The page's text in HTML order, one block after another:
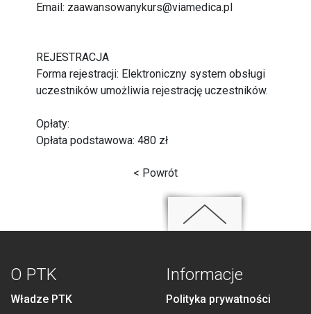
Email: zaawansowanykurs@viamedica.pl
REJESTRACJA
Forma rejestracji: Elektroniczny system obsługi
uczestników umożliwia rejestrację uczestników.
Opłaty:
Opłata podstawowa: 480 zł
< Powrót
O PTK
Władze PTK
Informacje
Polityka prywatności